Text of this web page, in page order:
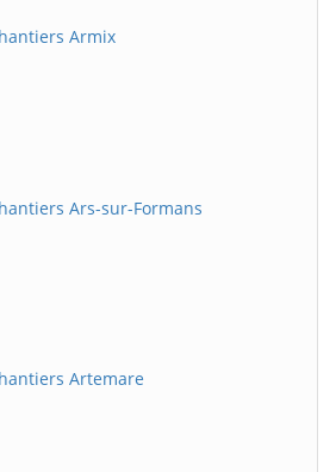
Armix
Ars-sur-Formans
Artemare